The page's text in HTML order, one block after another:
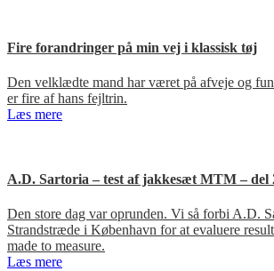
Fire forandringer på min vej i klassisk tøj
Den velklædte mand har været på afveje og
er fire af hans fejltrin.
Læs mere
A.D. Sartoria – test af jakkesæt MTM – del
Den store dag var oprunden. Vi så forbi A.D.
Strandstræde i København for at evaluere
made to measure.
Læs mere